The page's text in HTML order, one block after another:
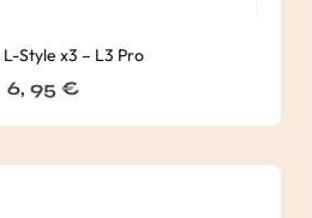
Style x3 – L3 Pro
6, 95 €